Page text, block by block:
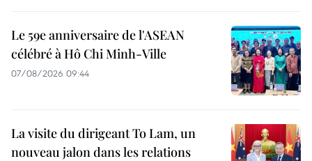
Le 59e anniversaire de l'ASEAN
célébré à Hô Chi Minh-Ville
07/08/2026 09:44
La visite du dirigeant To Lam, un
nouveau jalon dans les relations